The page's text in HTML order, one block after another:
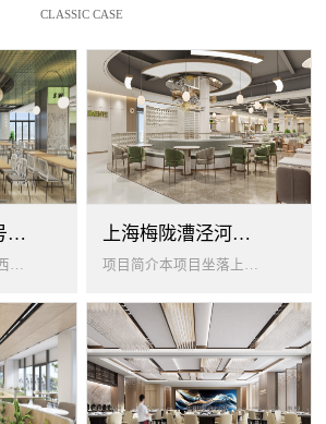
CLASSIC CASE
阿里西溪园区8号楼1层餐厅
本项目坐落杭州阿里西溪园区8号楼一层，以绿色生机 + 年轻基因为核心，打造「活力聚场」复合型员工餐厅。兼顾多人群用餐需求...
上海梅陇漕泾河科技绿洲员工餐厅
项目简介本项目坐落上海闵行梅陇科技绿洲，以生态创艺食堂为设计核心，融合现代轻奢与自然生态，打造兼顾高效就餐、休闲社交、商...